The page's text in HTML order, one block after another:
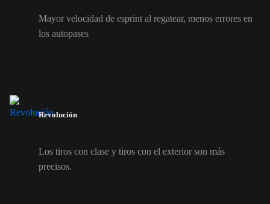
Mayor velocidad de esprint al regatear, menos errores en
los autopases
Revolución
Los tiros con clase y tiros con el exterior son más
precisos.